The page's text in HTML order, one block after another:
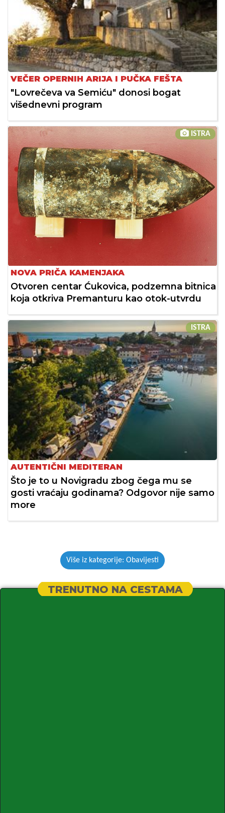
VEČER OPERNIH ARIJA I PUČKA FEŠTA
"Lovrečeva va Semiću" donosi bogat
višednevni program
ISTRA
NOVA PRIČA KAMENJAKA
Otvoren centar Ćukovica, podzemna bitnica
koja otkriva Premanturu kao otok-utvrdu
ISTRA
AUTENTIČNI MEDITERAN
Što je to u Novigradu zbog čega mu se
gosti vraćaju godinama? Odgovor nije samo
more
Više iz kategorije: Obavijesti
TRENUTNO NA CESTAMA